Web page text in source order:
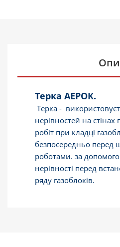
Терка АЕРОК.
Терка -
нерівностей на стінах
робіт при кладці
безпосередньо перед
роботами. за
нерівності перед
ряду газоблоків.